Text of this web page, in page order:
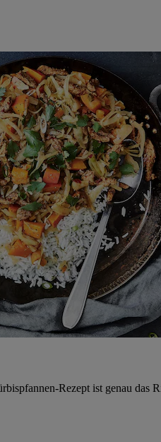
Rezept ist genau das